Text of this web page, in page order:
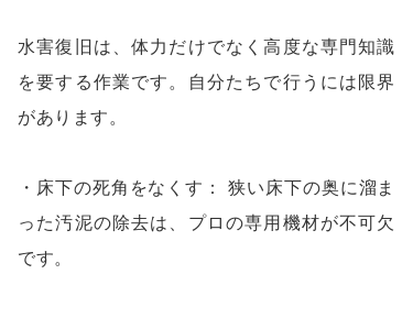
水害復旧は、体力だけでなく高度な専門知識
を要する作業です。自分たちで行うには限界
があります。
・床下の死角をなくす： 狭い床下の奥に溜ま
った汚泥の除去は、プロの専用機材が不可欠
です。